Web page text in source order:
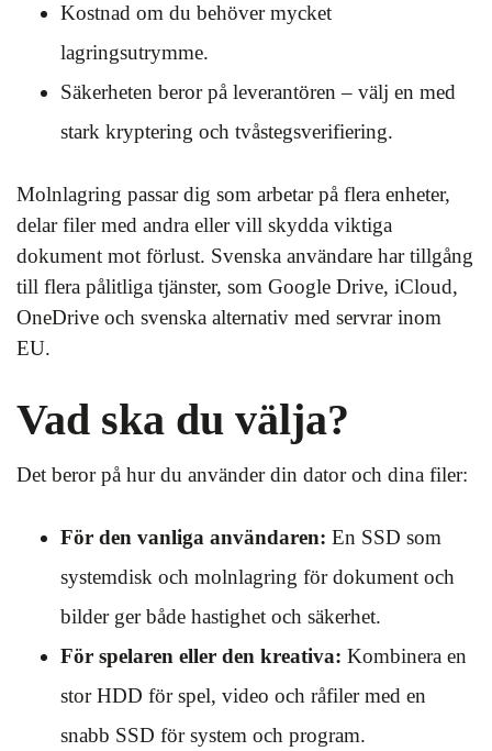
Kostnad om du behöver mycket
lagringsutrymme.
Säkerheten beror på leverantören – välj en med
stark kryptering och tvåstegsverifiering.
Molnlagring passar dig som arbetar på flera enheter,
delar filer med andra eller vill skydda viktiga
dokument mot förlust. Svenska användare har tillgång
till flera pålitliga tjänster, som Google Drive, iCloud,
OneDrive och svenska alternativ med servrar inom
EU.
Vad ska du välja?
Det beror på hur du använder din dator och dina filer:
För den vanliga användaren: En SSD som
systemdisk och molnlagring för dokument och
bilder ger både hastighet och säkerhet.
För spelaren eller den kreativa: Kombinera en
stor HDD för spel, video och råfiler med en
snabb SSD för system och program.